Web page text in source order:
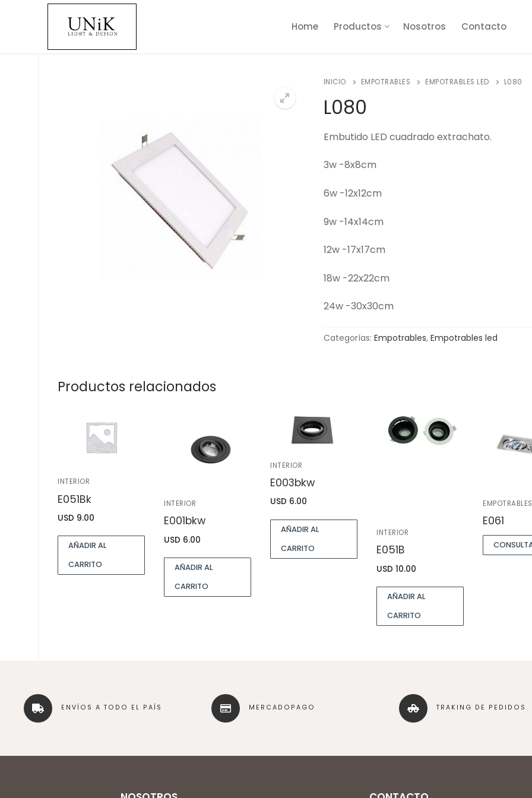
Home Productos Nosotros Contacto
INICIO EMPOTRABLES EMPOTRABLES LED L080
L080
Embutido LED cuadrado extrachato.
3w -8x8cm
6w -12x12cm
9w -14x14cm
12w -17x17cm
18w -22x22cm
24w -30x30cm
Categorías: Empotrables, Empotrables led
Productos relacionados
INTERIOR
E051Bk
USD 9.00
AÑADIR AL
CARRITO
INTERIOR
E001bkw
USD 6.00
AÑADIR AL
CARRITO
INTERIOR
E003bkw
USD 6.00
AÑADIR AL
CARRITO
INTERIOR
E051B
USD 10.00
AÑADIR AL
CARRITO
EMPOTRABLES
E061
ENVÍOS A TODO EL PAÍS MERCADOPAGO TRAKING DE PEDIDOS